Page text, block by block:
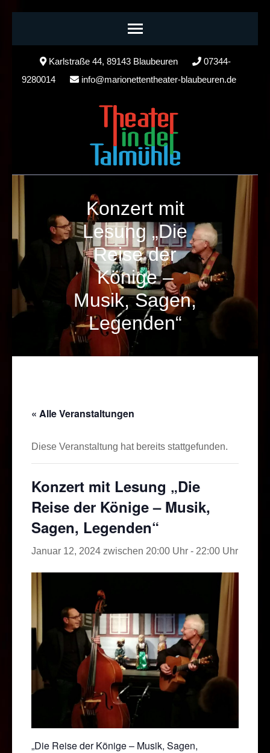
Karlstraße 44, 89143 Blaubeuren
07344-
9280014
info@marionettentheater-blaubeuren.de
Konzert mit
Lesung „Die
Reise der
Könige –
Musik, Sagen,
Legenden“
« Alle Veranstaltungen
Diese Veranstaltung hat bereits stattgefunden.
Konzert mit Lesung „Die
Reise der Könige – Musik,
Sagen, Legenden“
Januar 12, 2024 zwischen 20:00 Uhr - 22:00 Uhr
„Die Reise der Könige – Musik, Sagen,